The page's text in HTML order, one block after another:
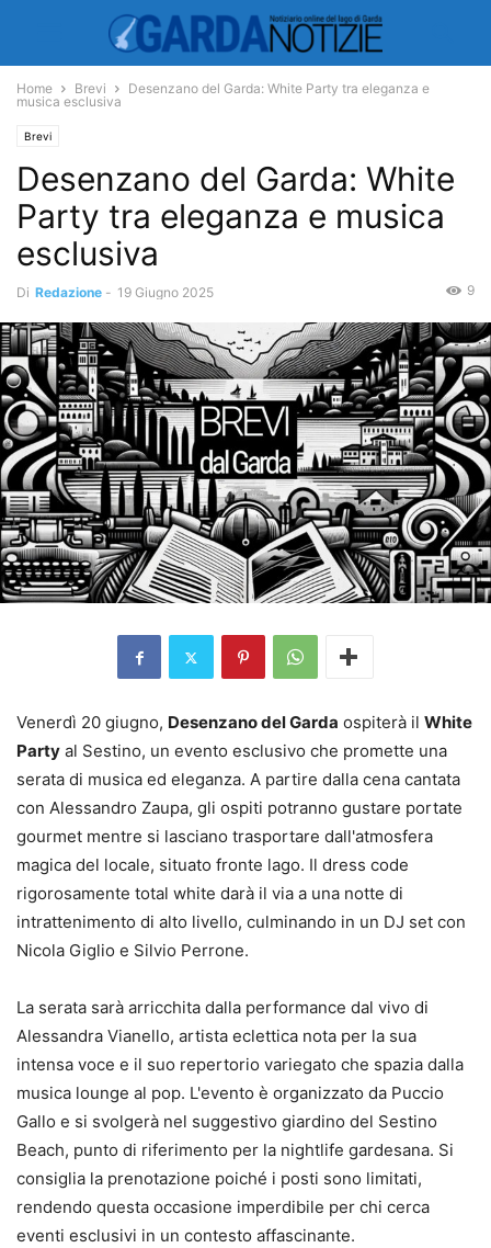
Home Brevi
Desenzano del Garda: White Party tra eleganza e
musica esclusiva
Brevi
Desenzano del Garda: White
Party tra eleganza e musica
esclusiva
Di Redazione - 19 Giugno 2025 9
Venerdì 20 giugno, Desenzano del Garda ospiterà il White
Party al Sestino, un evento esclusivo che promette una
serata di musica ed eleganza. A partire dalla cena cantata
con Alessandro Zaupa, gli ospiti potranno gustare portate
gourmet mentre si lasciano trasportare dall'atmosfera
magica del locale, situato fronte lago. Il dress code
rigorosamente total white darà il via a una notte di
intrattenimento di alto livello, culminando in un DJ set con
Nicola Giglio e Silvio Perrone.
La serata sarà arricchita dalla performance dal vivo di
Alessandra Vianello, artista eclettica nota per la sua
intensa voce e il suo repertorio variegato che spazia dalla
musica lounge al pop. L'evento è organizzato da Puccio
Gallo e si svolgerà nel suggestivo giardino del Sestino
Beach, punto di riferimento per la nightlife gardesana. Si
consiglia la prenotazione poiché i posti sono limitati,
rendendo questa occasione imperdibile per chi cerca
eventi esclusivi in un contesto affascinante.